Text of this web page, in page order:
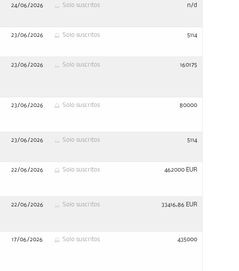
24/06/2026 Solo suscritos n/d
23/06/2026 Solo suscritos 5114
23/06/2026 Solo suscritos 160175
23/06/2026 Solo suscritos 80000
23/06/2026 Solo suscritos 5114
22/06/2026 Solo suscritos 462000 EUR
22/06/2026 Solo suscritos 33416,86 EUR
17/06/2026 Solo suscritos 435000